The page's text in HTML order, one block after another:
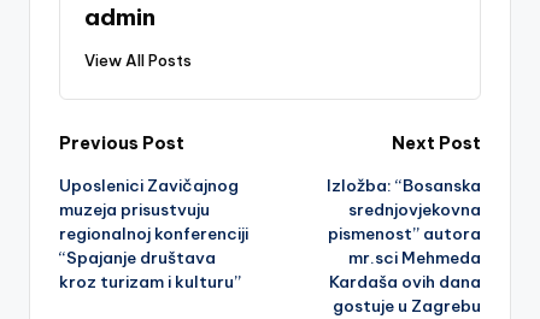
admin
View All Posts
Post
navigation
Previous Post
Uposlenici Zavičajnog
muzeja prisustvuju
regionalnoj konferenciji
“Spajanje društava
kroz turizam i kulturu”
Next Post
Izložba: “Bosanska
srednjovjekovna
pismenost” autora
mr.sci Mehmeda
Kardaša ovih dana
gostuje u Zagrebu